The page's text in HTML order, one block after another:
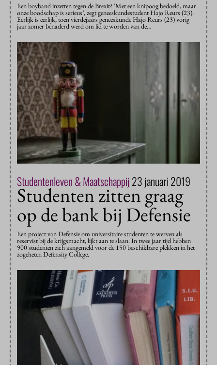
Een boyband inzetten tegen de Brexit? ‘Met een knipoog bedoeld, maar
onze boodschap is serieus’, zegt geneeskundestudent Hajo Reurs (23).
Eerlijk is eerlijk, toen vierdejaars geneeskunde Hajo Reurs (23) vorig
jaar zomer benaderd werd om lid te worden van de…
Studentenleven & Maatschappij23 januari 2019
Studenten zitten graag
op de bank bij Defensie
Een project van Defensie om universitaire studenten te werven als
reservist bij de krijgsmacht, lijkt aan te slaan. In twee jaar tijd hebben
900 studenten zich aangemeld voor de 150 beschikbare plekken in het
zogeheten Defensity College.